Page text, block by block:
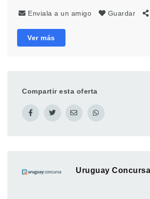
Enviala a un amigo Guardar
Ver más
Compartir esta oferta
Uruguay Concursa